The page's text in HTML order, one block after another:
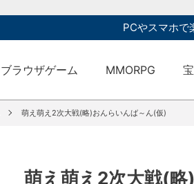
PCやスマホで
ブラウザゲーム MMORPG
萌え萌え2次大戦(略)おんらいんば～ん(仮)
萌え萌え2次大戦(